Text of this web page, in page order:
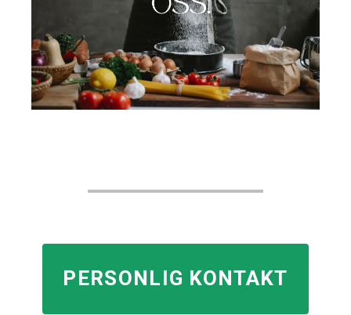
PERSONLIG KONTAKT